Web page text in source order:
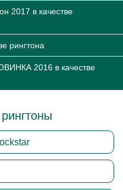
2017 в качестве
рингтона
2016 в качестве